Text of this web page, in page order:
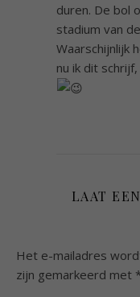
duren. De bol
stadium van
Waarschijnlijk
nu ik dit
LAAT
Het e-mailadres
zijn gemarkeerd met